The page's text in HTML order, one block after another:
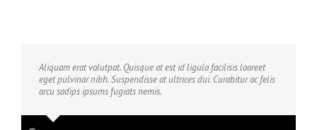
Aliquam erat volutpat. Quisque at est id ligula facilisis laoreet
eget pulvinar nibh. Suspendisse at ultrices dui. Curabitur ac felis
arcu sadips ipsums fugiats nemis.